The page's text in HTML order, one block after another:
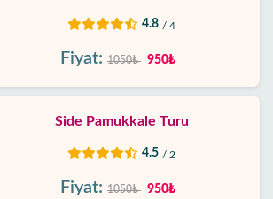
4.8 / 4
Fiyat: 1050₺ 950₺
Side Pamukkale Turu
4.5 / 2
Fiyat: 1050₺ 950₺